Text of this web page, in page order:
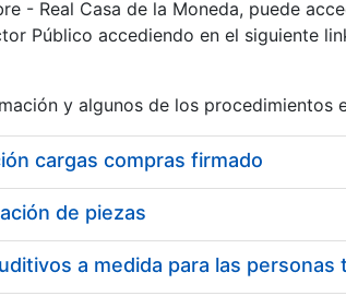
- Real Casa de la Moneda, puede
Público accediendo en el siguiente
y algunos de los procedimientos
cargas compras firmado
de piezas